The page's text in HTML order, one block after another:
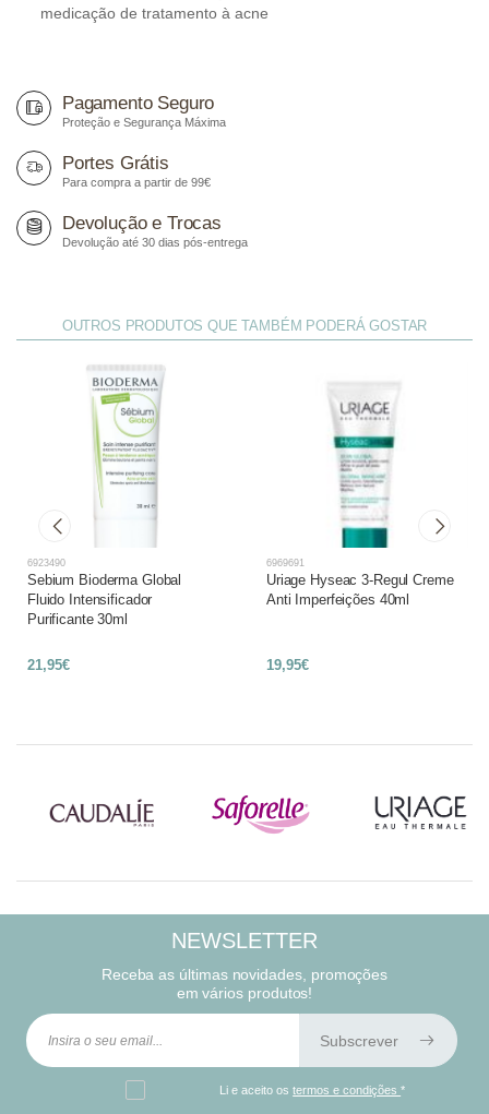
medicação de tratamento à acne
Pagamento Seguro
Proteção e Segurança Máxima
Portes Grátis
Para compra a partir de 99€
Devolução e Trocas
Devolução até 30 dias pós-entrega
OUTROS PRODUTOS QUE TAMBÉM PODERÁ GOSTAR
6923490
Sebium Bioderma Global
Fluido Intensificador
Purificante 30ml
21,95€
6969691
Uriage Hyseac 3-Regul Creme
Anti Imperfeições 40ml
19,95€
NEWSLETTER
Receba as últimas novidades, promoções
em vários produtos!
Subscrever
Li e aceito ostermos e condições*